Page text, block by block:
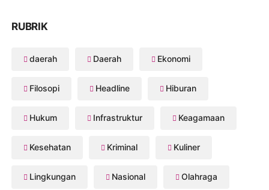
RUBRIK
daerah Daerah Ekonomi
Filosopi Headline Hiburan
Hukum Infrastruktur Keagamaan
Kesehatan Kriminal Kuliner
Lingkungan Nasional Olahraga